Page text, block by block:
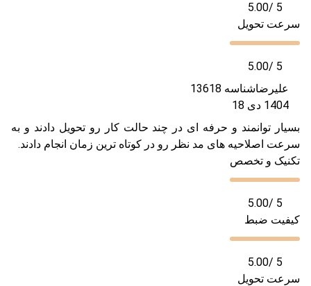
5.00/ 5
سرعت تحویل
5.00/ 5
علیرضاشناسه 13618
1404 دی 18
بسیار توانمند و حرفه ای در چند حالت کار رو تحویل دادند و به
سرعت اصلاحیه های مد نظر رو در کوتاه ترین زمان انجام دادند.
تکنیک و تخصص
5.00/ 5
کیفیت ضبط
5.00/ 5
سرعت تحویل